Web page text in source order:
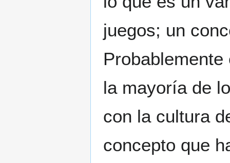
juegos; un
la mayoría de
con la cultura
concepto que